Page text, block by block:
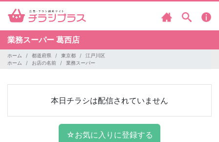
業務スーパー 葛西店
ホーム 都道府県 東京都
江戸川区
ホーム
お店の名前 業務スーパー
本日チラシは配信されていません